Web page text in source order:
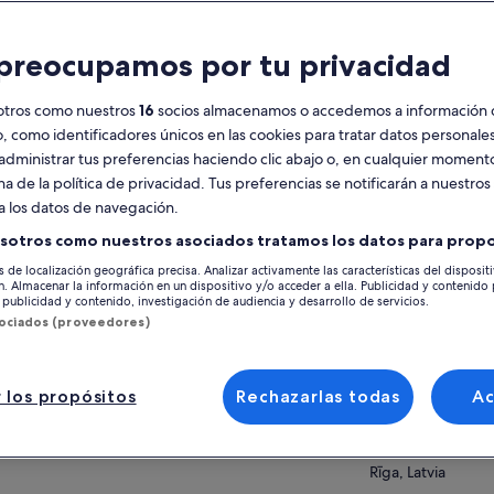
Cancelación
7 h y 30 min
Vale móvil
Confirmación
instantánea
peregrinación de la Colina de las Cruces
Aprende sobre este fascinante lugar con la
información que te proporcionará tu guía
Disfruta de impresionantes vistas de la
Vive dos países en un día
Ubicación de la
Riga
Latviešu
Rīga, LV-1050,
the city hall
Rīga, Latvia
por tu privacidad
como nuestros16 socios almacenamos o accedemos a información
como identificadores únicos en las cookies para tratar datos
tus preferencias haciendo clic abajo o, en cualquier
de la política de privacidad. Tus preferencias se notificarán a nuestros
los datos de navegación.
como nuestros asociados tratamos los datos para
de localización geográfica precisa. Analizar activamente las características del
Almacenar la información en un dispositivo y/o acceder a ella. Publicidad y contenido
y contenido, investigación de audiencia y desarrollo de servicios.
(proveedores)
los propósitos Rechazarlas todas